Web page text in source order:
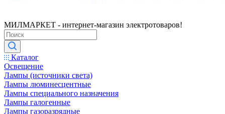
МИЛМАРКЕТ - интернет-магазин электротоваров!
Каталог
Освещение
Лампы (источники света)
Лампы люминесцентные
Лампы специального назначения
Лампы галогенные
Лампы газоразрядные